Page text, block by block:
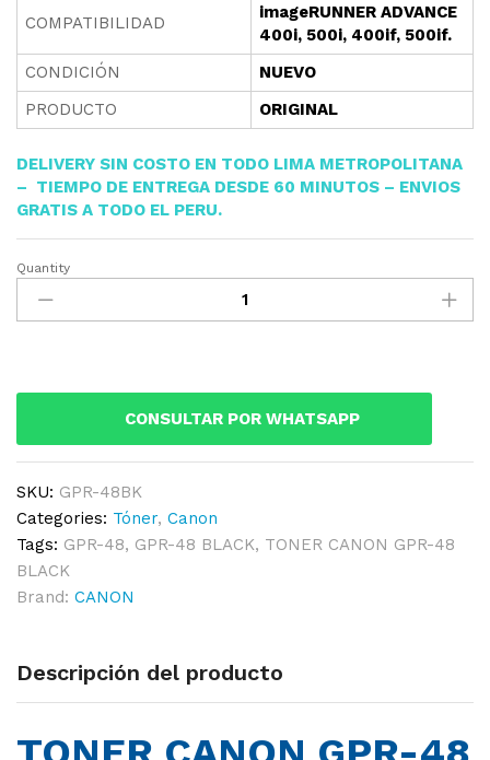
COMPATIBILIDAD
imageRUNNER ADVANCE
400i, 500i, 400if, 500if.
CONDICIÓN
NUEVO
PRODUCTO
ORIGINAL
DELIVERY SIN COSTO EN TODO LIMA METROPOLITANA
– TIEMPO DE ENTREGA DESDE 60 MINUTOS – ENVIOS
GRATIS A TODO EL PERU.
TONER
CANON
GPR-
-
ORIGINAL
quantity
Quantity
CONSULTAR POR WHATSAPP
SKU: GPR-48BK
Categories: Tóner, Canon
Tags: GPR-48, GPR-48 BLACK, TONER CANON GPR-48
BLACK
Brand: CANON
Descripción del producto